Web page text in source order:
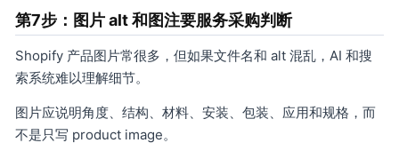
第7步：图片 alt 和图注要服务采购判断
Shopify 产品图片常很多，但如果文件名和 alt 混乱，AI 和搜
索系统难以理解细节。
图片应说明角度、结构、材料、安装、包装、应用和规格，而
不是只写 product image。